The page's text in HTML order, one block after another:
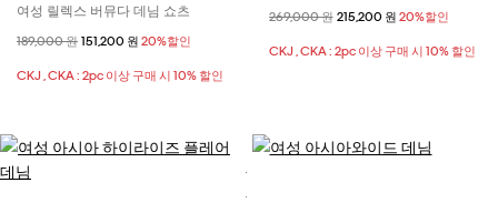
여성 릴렉스 버뮤다 데님 쇼츠
할인 전 가격
189,000 원 할인된 가격
151,200 원 20%할인
CKJ , CKA : 2pc 이상 구매 시 10% 할인
할인 전 가격
269,000 원할인된 가격
215,200 원 20%할인
CKJ , CKA : 2pc 이상 구매 시 10% 할인